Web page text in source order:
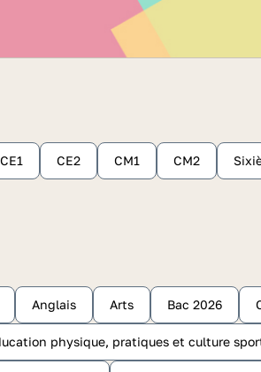
CE1 CE2 CM1 CM2
Anglais Arts Bac 2026
physique, pratiques et culture